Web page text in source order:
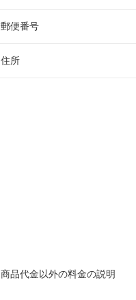
郵便番号
住所
商品代金以外の料金の説明